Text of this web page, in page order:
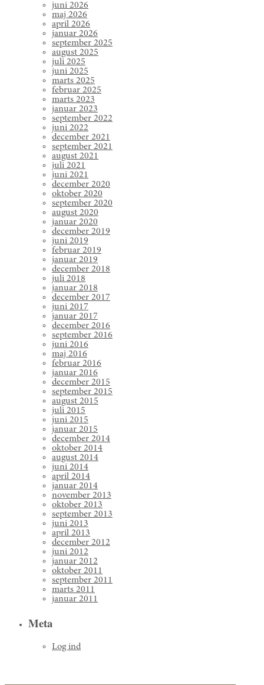
juni 2026
maj 2026
april 2026
januar 2026
september 2025
august 2025
juli 2025
juni 2025
marts 2025
februar 2025
marts 2023
januar 2023
september 2022
juni 2022
december 2021
september 2021
august 2021
juli 2021
juni 2021
december 2020
oktober 2020
september 2020
august 2020
januar 2020
december 2019
juni 2019
februar 2019
januar 2019
december 2018
juli 2018
januar 2018
december 2017
juni 2017
januar 2017
december 2016
september 2016
juni 2016
maj 2016
februar 2016
januar 2016
december 2015
september 2015
august 2015
juli 2015
juni 2015
januar 2015
december 2014
oktober 2014
august 2014
juni 2014
april 2014
januar 2014
november 2013
oktober 2013
september 2013
juni 2013
april 2013
december 2012
juni 2012
januar 2012
oktober 2011
september 2011
marts 2011
januar 2011
Meta
Log ind